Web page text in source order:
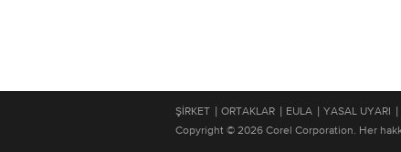
ŞIRKET | ORTAKLAR | EULA | YASAL UYARI |
Copyright © 2026 Corel Corporation. Her